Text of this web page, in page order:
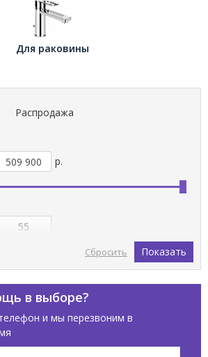
Для раковины
Распродажа
р.
Показать
Сбросить
в выборе?
и мы перезвоним в